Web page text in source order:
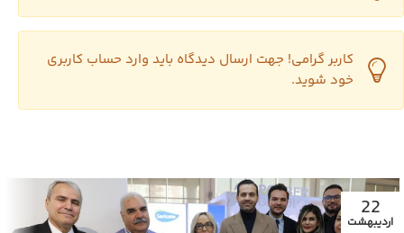
کاربر گرامی! جهت ارسال دیدگاه باید وارد حساب کاربری
خود شوید.
22
اردیبهشت